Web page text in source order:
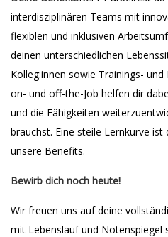
interdisziplinären Teams mit
flexiblen und inklusiven
deinen unterschiedlichen
Kolleg:innen sowie Trainings-
on- und off-the-Job helfen dir
und die Fähigkeiten
brauchst. Eine steile Lernkurve
unsere Benefits.
Bewirb dich noch heute!
Wir freuen uns auf deine
mit Lebenslauf und Notenspiegel